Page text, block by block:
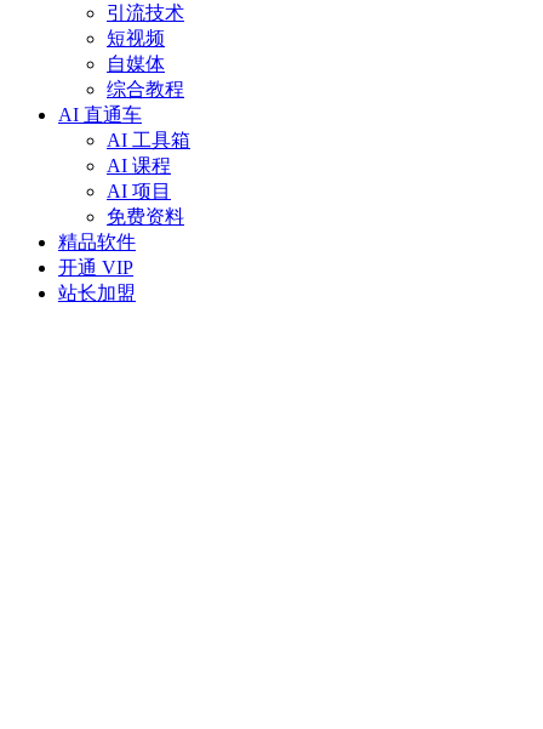
引流技术
短视频
自媒体
综合教程
AI 直通车
AI 工具箱
AI 课程
AI 项目
免费资料
精品软件
开通 VIP
站长加盟